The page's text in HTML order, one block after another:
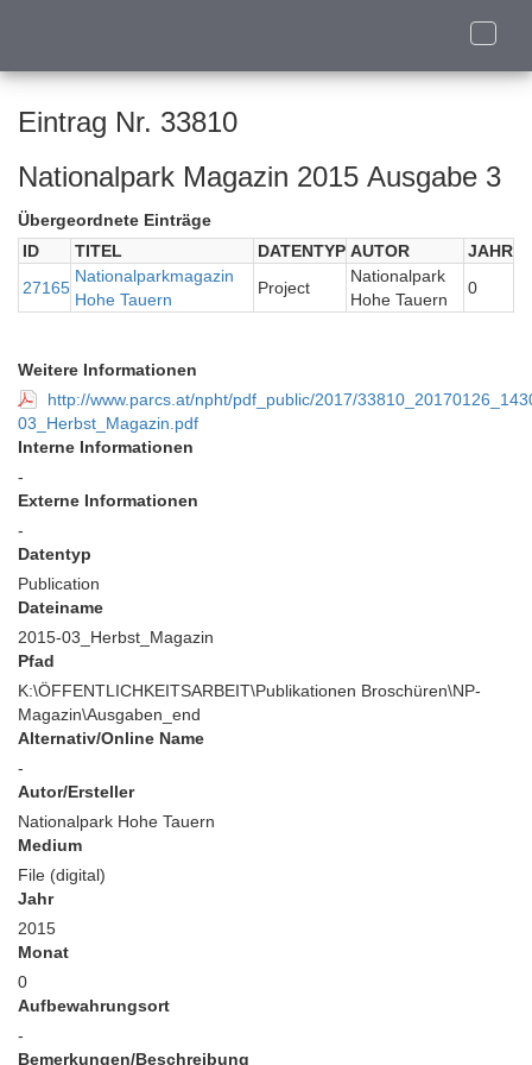
Toggle
Eintrag Nr. 33810
Nationalpark Magazin 2015 Ausgabe 3
Übergeordnete Einträge
ID
TITEL DATENTYP AUTOR
JAHR
27165
Nationalparkmagazin
Hohe Tauern
Project
Nationalpark
Hohe Tauern
0
Weitere Informationen
http://www.parcs.at/npht/pdf_public/2017/
03_Herbst_Magazin.pdf
Interne Informationen
-
Externe Informationen
-
Datentyp
Publication
Dateiname
2015-03_Herbst_Magazin
Pfad
K:\ÖFFENTLICHKEITSARBEIT\Publikationen Broschüren\NP-
Magazin\Ausgaben_end
Alternativ/Online Name
-
Autor/Ersteller
Nationalpark Hohe Tauern
Medium
File (digital)
Jahr
2015
Monat
0
Aufbewahrungsort
-
Bemerkungen/Beschreibung